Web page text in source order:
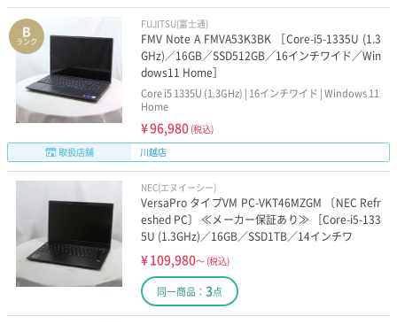
B
ランク
FUJITSU(富士通)
FMV Note A FMVA53K3BK ［Core-i5-1335U (1.3
GHz)／16GB／SSD512GB／16インチワイド／Win
dows11 Home］
Core i5 1335U (1.3GHz) | 16インチワイド | Windows 11
Home
¥96,980 (税込)
取扱店舗
川越店
NEC(エヌイーシー)
VersaPro タイプVM PC-VKT46MZGM 〔NEC Refr
eshed PC〕 ≪メーカー保証あり≫ ［Core-i5-133
5U (1.3GHz)／16GB／SSD1TB／14インチワ
¥109,980～ (税込)
同一商品： 3点